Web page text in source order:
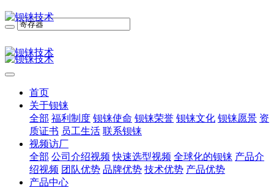
首页
关于钡铼
全部 福利制度 钡铼使命 钡铼荣誉 钡铼文化 钡铼愿景 资
质证书 员工生活 联系钡铼
视频访厂
全部 公司介绍视频 快速选型视频 全球化的钡铼 产品介
绍视频 团队优势 品牌优势 技术优势 产品优势
产品中心